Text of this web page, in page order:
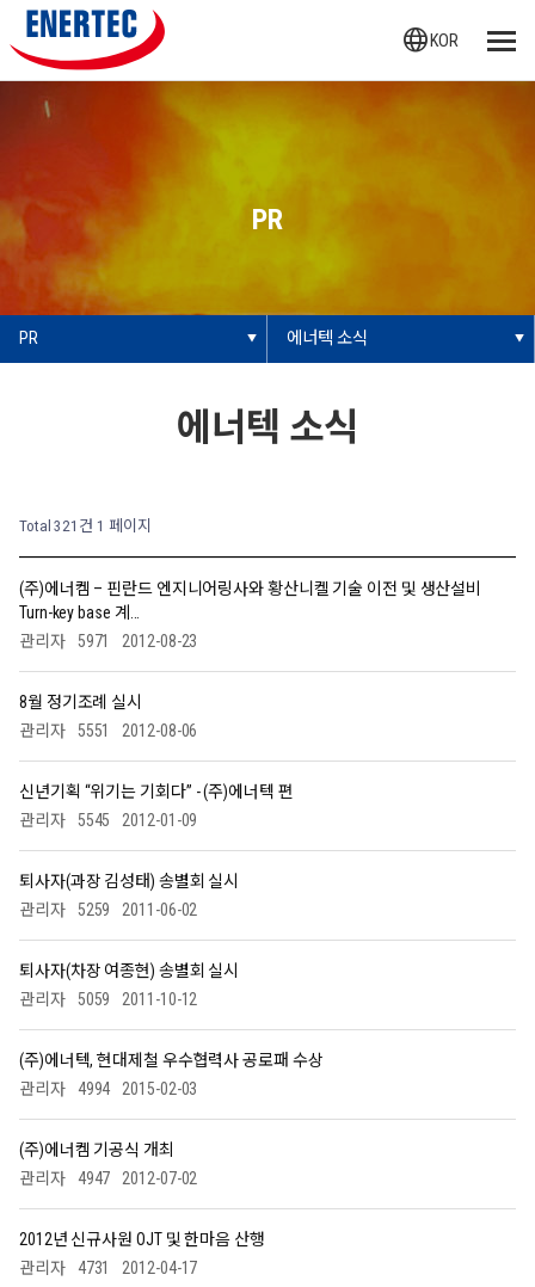
language KOR
PR
PR 에너텍 소식
에너텍 소식
Total 321건 1 페이지
(주)에너켐 – 핀란드 엔지니어링사와 황산니켈 기술 이전 및 생산설비
Turn-key base 계…
관리자
5971 2012-08-23
8월 정기조례 실시
관리자
5551 2012-08-06
신년기획 “위기는 기회다” - (주)에너텍 편
관리자
5545 2012-01-09
퇴사자(과장 김성태) 송별회 실시
관리자
5259 2011-06-02
퇴사자(차장 여종현) 송별회 실시
관리자
5059 2011-10-12
(주)에너텍, 현대제철 우수협력사 공로패 수상
관리자
4994 2015-02-03
(주)에너켐 기공식 개최
관리자
4947 2012-07-02
2012년 신규사원 OJT 및 한마음 산행
관리자
4731 2012-04-17